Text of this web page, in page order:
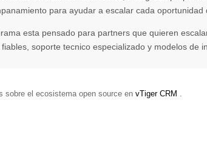
para ayudar a escalar cada oportunidad
esta pensado para partners que quieren
soporte tecnico especializado y modelos de
sobre el ecosistema open source en vTiger CRM